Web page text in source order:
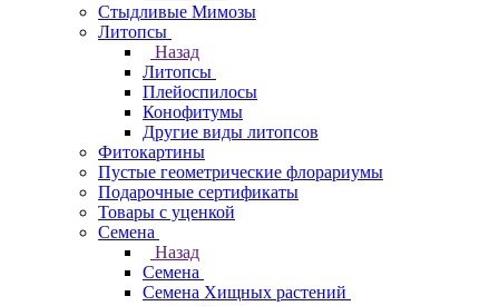
Стыдливые Мимозы
Литопсы
Назад
Литопсы
Плейоспилосы
Конофитумы
Другие виды литопсов
Фитокартины
Пустые геометрические флорариумы
Подарочные сертификаты
Товары с уценкой
Семена
Назад
Семена
Семена Хищных растений